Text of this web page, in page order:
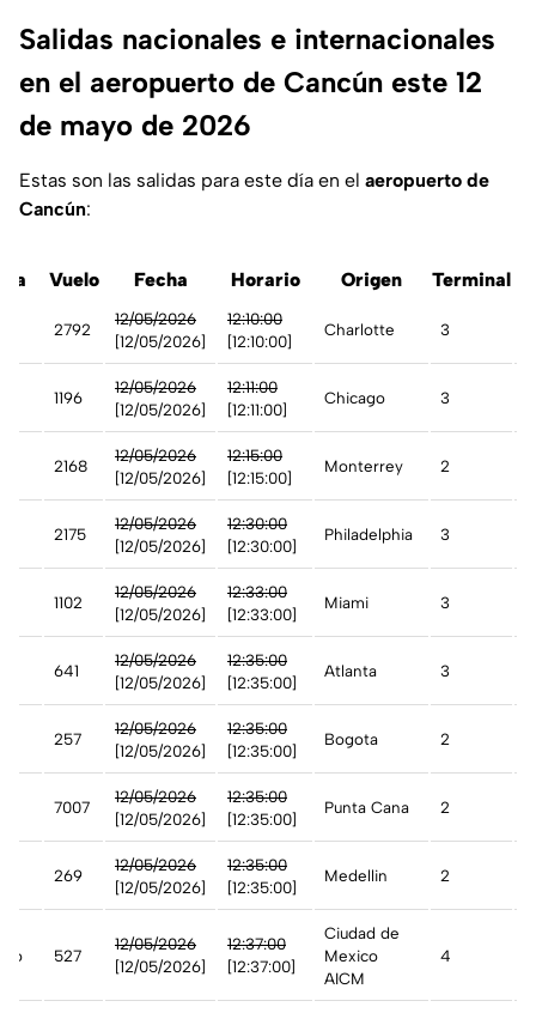
Salidas nacionales e internacionales
en el aeropuerto de Cancún este 12
de mayo de 2026
Estas son las salidas para este día en el aeropuerto de
Cancún:
Vuelo Fecha Horario Origen Terminal
2792
12/05/2026
[12/05/2026]
12:10:00
[12:10:00]
Charlotte 3
1196
12/05/2026
[12/05/2026]
12:11:00
[12:11:00]
Chicago 3
2168
12/05/2026
[12/05/2026]
12:15:00
[12:15:00]
Monterrey 2
2175
12/05/2026
[12/05/2026]
12:30:00
[12:30:00]
Philadelphia 3
1102
12/05/2026
[12/05/2026]
12:33:00
[12:33:00]
Miami 3
641
12/05/2026
[12/05/2026]
12:35:00
[12:35:00]
Atlanta 3
257
12/05/2026
[12/05/2026]
12:35:00
[12:35:00]
Bogota 2
7007
12/05/2026
[12/05/2026]
12:35:00
[12:35:00]
Punta Cana 2
269
12/05/2026
[12/05/2026]
12:35:00
[12:35:00]
Medellin 2
527
12/05/2026
[12/05/2026]
12:37:00
[12:37:00]
Ciudad de
Mexico
AICM
4